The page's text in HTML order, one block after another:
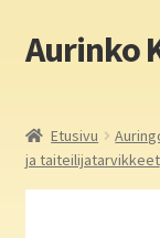
Siirry
navigointiin
Siirry
sisältöön
Aurinko
Yritys
Etusivu
ja taiteilijatarvikkeet